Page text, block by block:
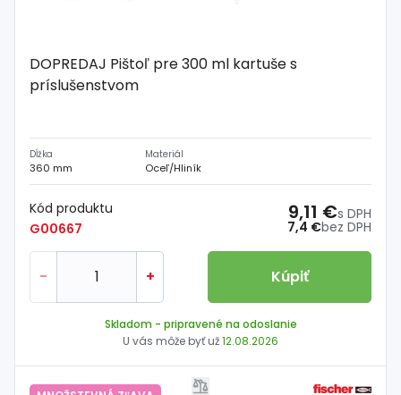
DOPREDAJ Pištoľ pre 300 ml kartuše s
príslušenstvom
Dĺžka
360 mm
Materiál
Oceľ/Hliník
Kód produktu
G00667
7,4 €bez DPH
9,11 €s DPH
- + Kúpiť
Skladom - pripravené na odoslanie
U vás môže byť už12.08.2026